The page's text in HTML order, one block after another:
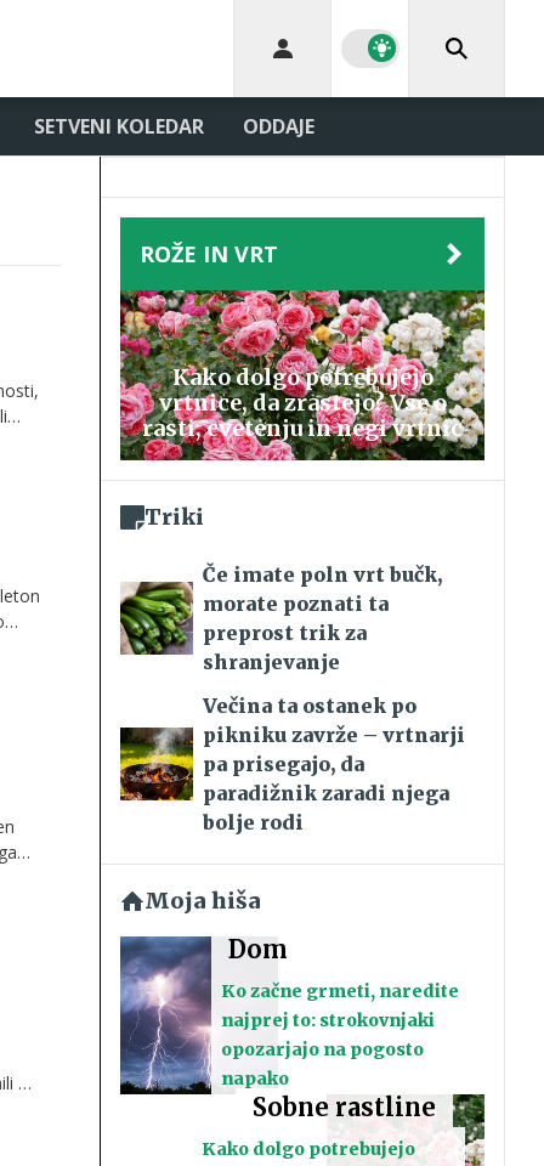
SETVENI KOLEDAR ODDAJE
do
ROŽE IN VRT
Kako dolgo potrebujejo
vrtnice, da zrastejo? Vse o
rasti, cvetenju in negi vrtnic
Triki
Če imate poln vrt bučk,
morate poznati ta
preprost trik za
shranjevanje
Večina ta ostanek po
pikniku zavrže – vrtnarji
pa prisegajo, da
paradižnik zaradi njega
bolje rodi
Moja hiša
Dom
Ko začne grmeti, naredite
najprej to: strokovnjaki
opozarjajo na pogosto
napako
Sobne rastline
Kako dolgo potrebujejo